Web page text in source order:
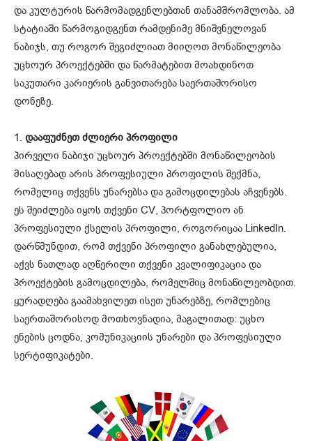
და კულტურის წარმომადგენლებთან თანამშრომლობა. ამ
სტატიაში წარმოგიდგენთ რამდენიმე მნიშვნელოვან
ნაბიჯს, თუ როგორ შეგიძლიათ მიიღოთ მონაწილეობა
უცხოურ პროექტებში და წარმატებით მოახდინოთ
საკუთარი კარიერის განვითარება საერთაშორისო
დონეზე.
1. დააფუძნეთ ძლიერი პროფილი
პირველი ნაბიჯი უცხოურ პროექტებში მონაწილეობის
მისაღებად არის პროფესიული პროფილის შექმნა,
რომელიც თქვენს უნარებსა და გამოცდილებას აჩვენებს.
ეს შეიძლება იყოს თქვენი CV, პორტფოლიო ან
პროფესიული ქსელის პროფილი, როგორიცაა LinkedIn.
დარწმუნდით, რომ თქვენი პროფილი განახლებულია,
აქვს ნათლად აღწერილი თქვენი კვალიფიკაცია და
პროექტების გამოცდილება, რომელშიც მონაწილეობდით.
ყურადღება გაამახვილეთ ისეთ უნარებზე, რომლებიც
საერთაშორისოდ მოთხოვნადია, მაგალითად: უცხო
ენების ცოდნა, კომუნიკაციის უნარები და პროფესიული
სერტიფიკატები.